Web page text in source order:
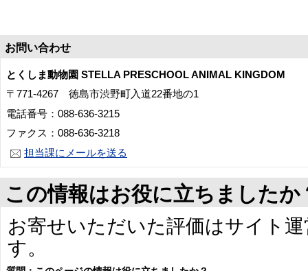
お問い合わせ
とくしま動物園 STELLA PRESCHOOL ANIMAL KINGDOM
〒771-4267 徳島市渋野町入道22番地の1
電話番号：088-636-3215
ファクス：088-636-3218
担当課にメールを送る
この情報はお役に立ちましたか
お寄せいただいた評価はサイト
す。